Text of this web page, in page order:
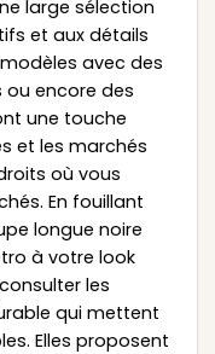
large sélection
et aux détails
avec des
encore des
une touche
et les marchés
où vous
En fouillant
longue noire
à votre look
les
qui mettent
Elles proposent